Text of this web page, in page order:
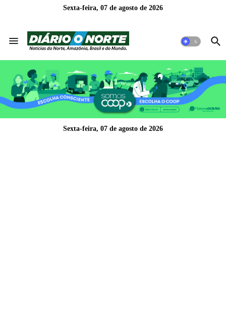
Sexta-feira, 07 de agosto de 2026
Sexta-feira, 07 de agosto de 2026